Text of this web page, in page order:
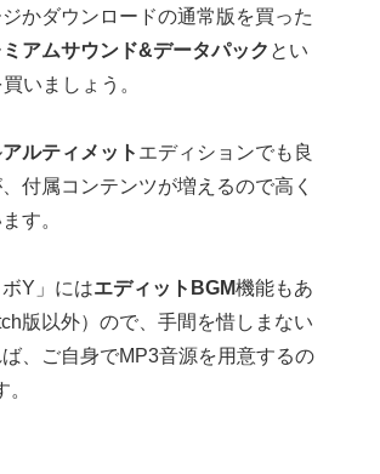
かダウンロードの通常版を買った
アムサウンド&データパック とい
いましょう。
アルティメット エディションでも良
付属コンテンツが増えるので高く
す。
ボY」にはエディットBGM機能もあ
版以外）ので、手間を惜しまない
、ご自身でMP3音源を用意するの
。